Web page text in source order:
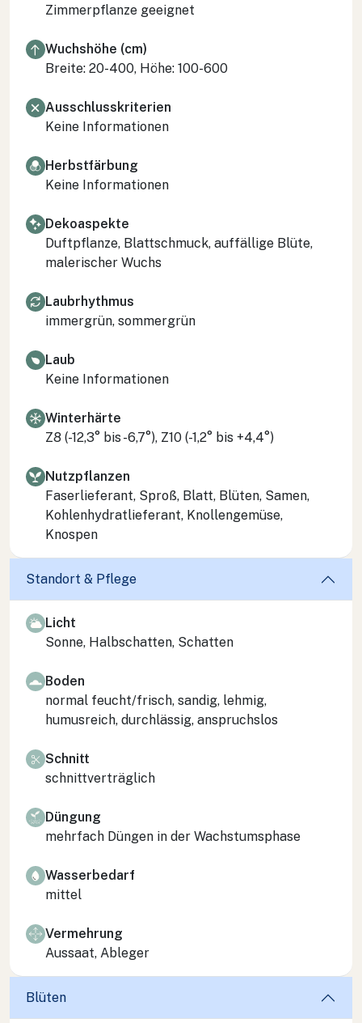
Zimmerpflanze geeignet
Wuchshöhe (cm)
Breite: 20-400, Höhe: 100-600
Ausschlusskriterien
Keine Informationen
Herbstfärbung
Keine Informationen
Dekoaspekte
Duftpflanze, Blattschmuck, auffällige Blüte,
malerischer Wuchs
Laubrhythmus
immergrün, sommergrün
Laub
Keine Informationen
Winterhärte
Z8 (-12,3° bis -6,7°), Z10 (-1,2° bis +4,4°)
Nutzpflanzen
Faserlieferant, Sproß, Blatt, Blüten, Samen,
Kohlenhydratlieferant, Knollengemüse,
Knospen
Standort & Pflege
Licht
Sonne, Halbschatten, Schatten
Boden
normal feucht/frisch, sandig, lehmig,
humusreich, durchlässig, anspruchslos
Schnitt
schnittverträglich
Düngung
mehrfach Düngen in der Wachstumsphase
Wasserbedarf
mittel
Vermehrung
Aussaat, Ableger
Blüten